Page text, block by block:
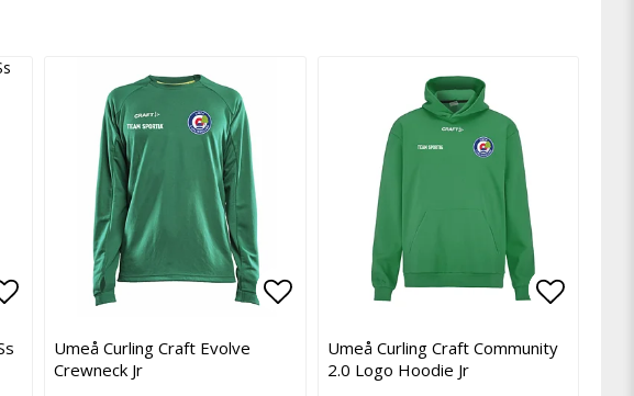
till i favoritlistan
till i favoritlistan Lägg till i favoritlistan
Lägg till i favoritlistan
Umeå Curling Craft Evolve
Crewneck Jr
Lägg
Lägg
Umeå Curling Craft Community
2.0 Logo Hoodie Jr